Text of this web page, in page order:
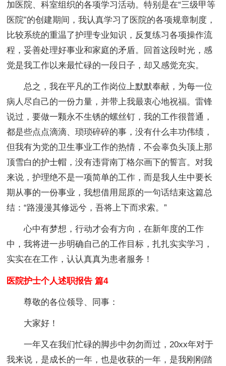
加医院、科室组织的各项学习活动。特别是在“三级甲等
医院”的创建期间，我认真学习了医院的各项规章制度，
比较系统的重温了护理专业知识，反复练习各项操作流
程，妥善处理好事业和家庭的矛盾。回首这段时光，感
觉是我工作以来最忙碌的一段日子，却又感觉充实。
总之，我在平凡的工作岗位上默默奉献，为每一位
病人尽自己的一份力量，并带上我最衷心地祝福。雷锋
说过，要做一颗永不生锈的螺丝钉，我的工作很普通，
都是些点点滴滴、琐琐碎碎的事，没有什么丰功伟绩，
但我有为党的卫生事业工作的热情，不会辜负头顶上那
顶雪白的护士帽，没有违背南丁格尔画下的誓言。对我
来说，护理绝不是一项简单的工作，而是我人生中要长
期从事的一份事业，我想借用屈原的一句话结束这篇总
结：“路漫漫其修远兮，吾将上下而求索。”
心中有梦想，行动才会有方向，在新年度的工作
中，我将进一步明确自己的工作目标，扎扎实实学习，
实实在在工作，认认真真为患者服务！
医院护士个人述职报告 篇4
尊敬的各位领导、同事：
大家好！
一年又在我们忙碌的脚步中勿勿而过，20xx年对于
我来说，是成长的一年，也是收获的一年，是我刚刚踏